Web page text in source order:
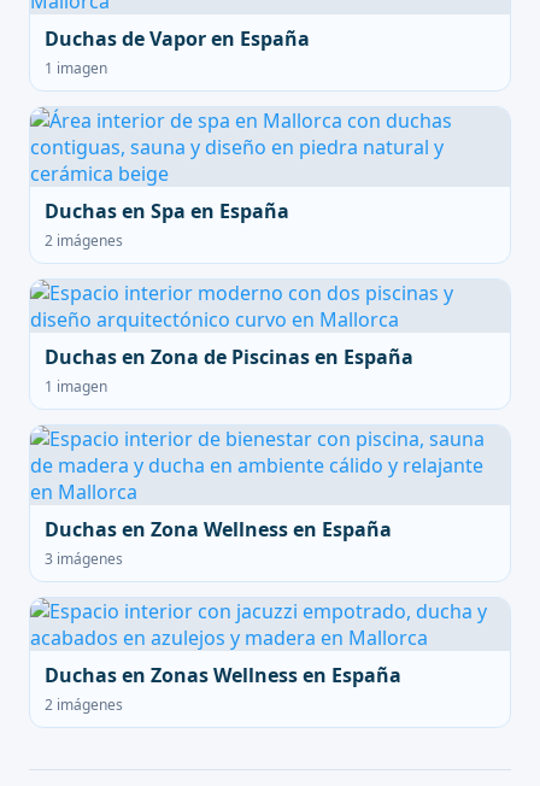
Duchas de Vapor en España
1 imagen
Duchas en Spa en España
2 imágenes
Duchas en Zona de Piscinas en España
1 imagen
Duchas en Zona Wellness en España
3 imágenes
Duchas en Zonas Wellness en España
2 imágenes